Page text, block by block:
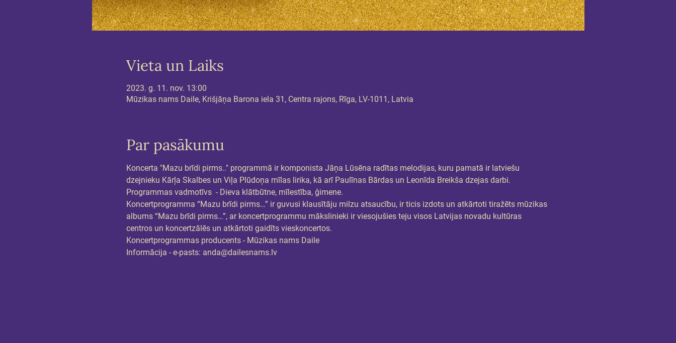
Vieta un Laiks
2023. g. 11. nov. 13:00
Mūzikas nams Daile, Krišjāņa Barona iela 31, Centra rajons, Rīga, LV-1011, Latvia
Par pasākumu
Koncerta "Mazu brīdi pirms.." programmā ir komponista Jāņa Lūsēna radītas melodijas, kuru pamatā ir latviešu
dzejnieku Kārļa Skalbes un Viļa Plūdoņa mīlas lirika, kā arī Paulīnas Bārdas un Leonīda Breikša dzejas darbi.
Programmas vadmotīvs  - Dieva klātbūtne, mīlestība, ģimene.
Koncertprogramma “Mazu brīdi pirms…” ir guvusi klausītāju milzu atsaucību, ir ticis izdots un atkārtoti tiražēts mūzikas
albums “Mazu brīdi pirms…”, ar koncertprogrammu mākslinieki ir viesojušies teju visos Latvijas novadu kultūras
centros un koncertzālēs un atkārtoti gaidīts vieskoncertos.
Koncertprogrammas producents - Mūzikas nams Daile
Informācija - e-pasts: anda@dailesnams.lv